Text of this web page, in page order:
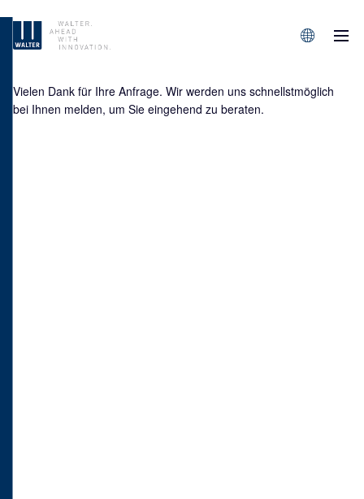
Vielen Dank für Ihre Anfrage. Wir werden uns schnellstmöglich
bei Ihnen melden, um Sie eingehend zu beraten.